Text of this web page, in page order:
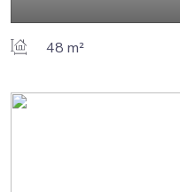
48 m²